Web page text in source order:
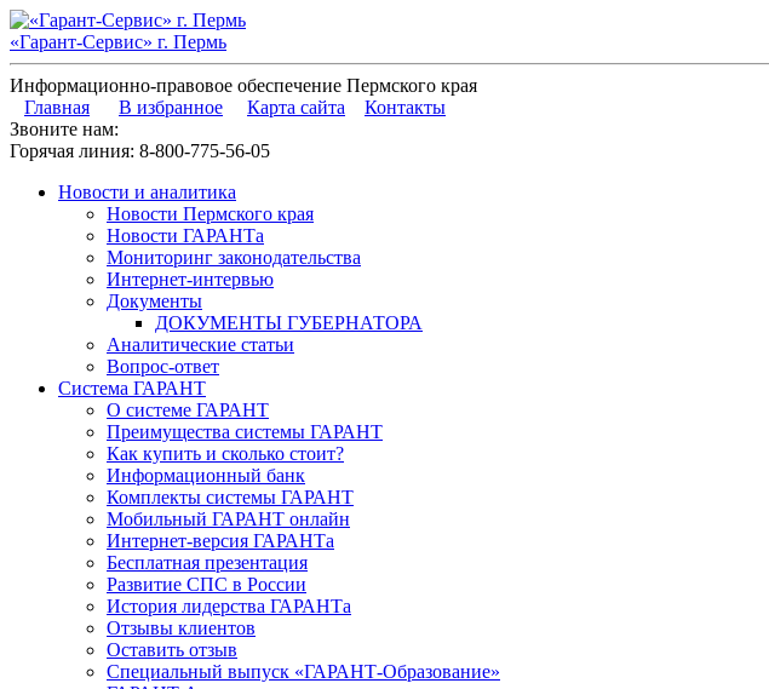
«Гарант-Сервис» г. Пермь
Информационно-правовое обеспечение Пермского края
Главная
В избранное Карта сайта
Контакты
Звоните нам:
Горячая линия: 8-800-775-56-05
Новости и аналитика
Новости Пермского края
Новости ГАРАНТа
Мониторинг законодательства
Интернет-интервью
Документы
ДОКУМЕНТЫ ГУБЕРНАТОРА
Аналитические статьи
Вопрос-ответ
Система ГАРАНТ
О системе ГАРАНТ
Преимущества системы ГАРАНТ
Как купить и сколько стоит?
Информационный банк
Комплекты системы ГАРАНТ
Мобильный ГАРАНТ онлайн
Интернет-версия ГАРАНТа
Бесплатная презентация
Развитие СПС в России
История лидерства ГАРАНТа
Отзывы клиентов
Оставить отзыв
Специальный выпуск «ГАРАНТ-Образование»